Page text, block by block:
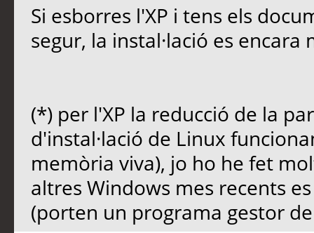
Si esborres l'XP i tens els
segur, la instal·lació es encara
(*) per l'XP la reducció de la
d'instal·lació de Linux
memòria viva), jo ho he fet
altres Windows mes recents
(porten un programa gestor